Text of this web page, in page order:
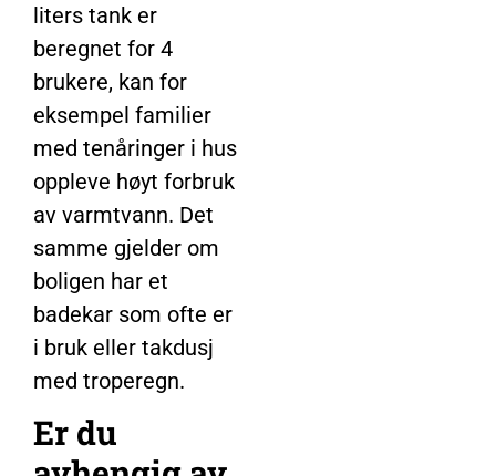
liters tank er
beregnet for 4
brukere, kan for
eksempel familier
med tenåringer i hus
oppleve høyt forbruk
av varmtvann. Det
samme gjelder om
boligen har et
badekar som ofte er
i bruk eller takdusj
med troperegn.
Er du